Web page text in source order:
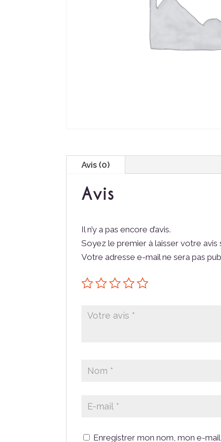
Avis (0)
Avis
Il n’y a pas encore d’avis.
Soyez le premier à laisser votre avis
Votre adresse e-mail ne sera pas
Enregistrer mon nom, mon e-